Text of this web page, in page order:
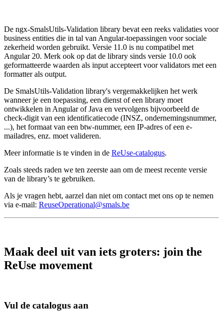
De ngx-SmalsUtils-Validation library bevat een reeks validaties voor
business entities die in tal van Angular-toepassingen voor sociale
zekerheid worden gebruikt. Versie 11.0 is nu compatibel met
Angular 20. Merk ook op dat de library sinds versie 10.0 ook
geformatteerde waarden als input accepteert voor validators met een
formatter als output.
De SmalsUtils-Validation library's vergemakkelijken het werk
wanneer je een toepassing, een dienst of een library moet
ontwikkelen in Angular of Java en vervolgens bijvoorbeeld de
check-digit van een identificatiecode (INSZ, ondernemingsnummer,
...), het formaat van een btw-nummer, een IP-adres of een e-
mailadres, enz. moet valideren.
Meer informatie is te vinden in de ReUse-catalogus.
Zoals steeds raden we ten zeerste aan om de meest recente versie
van de library’s te gebruiken.
Als je vragen hebt, aarzel dan niet om contact met ons op te nemen
via e-mail: ReuseOperational@smals.be
Maak deel uit van iets groters: join the
ReUse movement
Vul de catalogus aan